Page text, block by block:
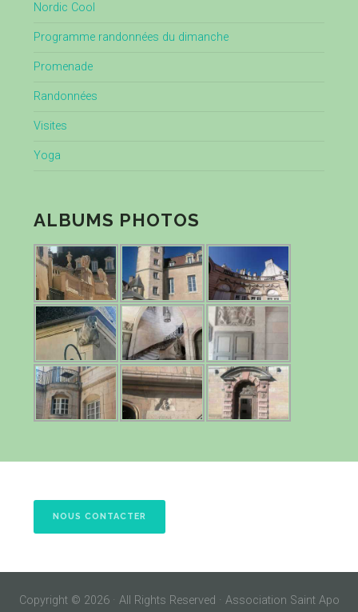
Nordic Cool
Programme randonnées du dimanche
Promenade
Randonnées
Visites
Yoga
ALBUMS PHOTOS
NOUS CONTACTER
Copyright © 2026 · All Rights Reserved · Association Saint Apo